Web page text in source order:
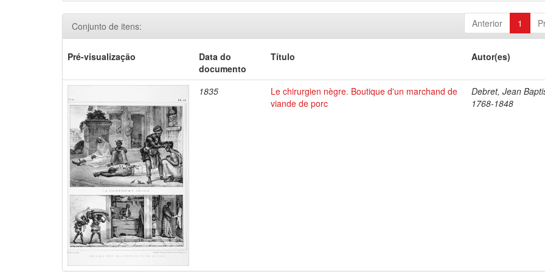
Anterior 1
Conjunto de itens:
Pré-visualização
Data do
documento
Título Autor(es)
1835
Le chirurgien nègre. Boutique d'un marchand de
viande de porc
Debret, Jean
1768-1848